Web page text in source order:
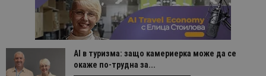
AI в туризма: защо камериерка може да се
окаже по-трудна за...